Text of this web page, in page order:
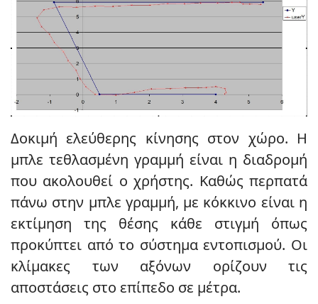
Δοκιμή ελεύθερης κίνησης στον χώρο. Η
μπλε τεθλασμένη γραμμή είναι η διαδρομή
που ακολουθεί ο χρήστης. Καθώς περπατά
πάνω στην μπλε γραμμή, με κόκκινο είναι η
εκτίμηση της θέσης κάθε στιγμή όπως
προκύπτει από το σύστημα εντοπισμού. Οι
κλίμακες των αξόνων ορίζουν τις
αποστάσεις στο επίπεδο σε μέτρα.